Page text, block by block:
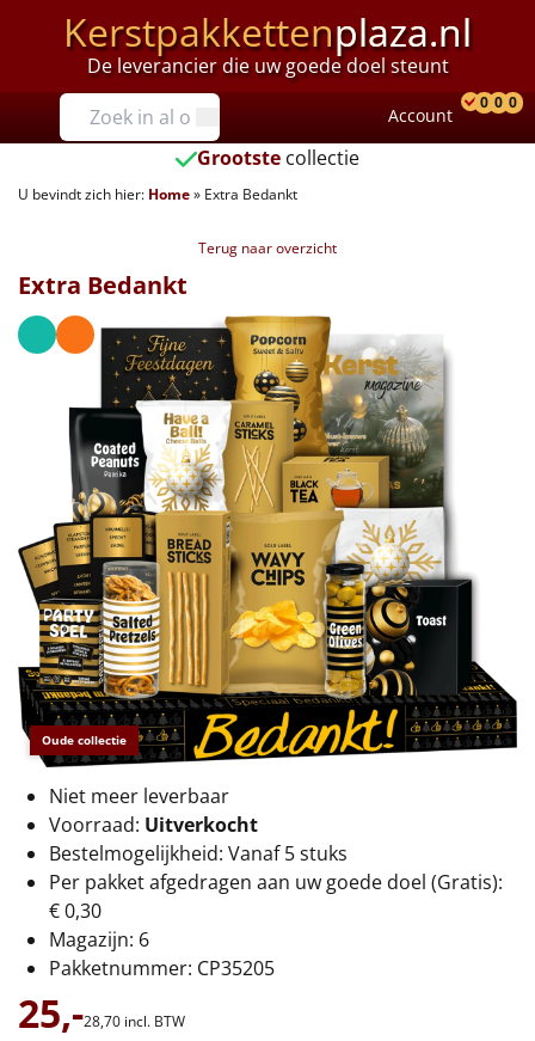
Kerstpakkettenplaza.nl
De leverancier die uw goede doel steunt
Prijzen
Tot €25
€25 tot €35
€40 tot €45
€45 tot €50
€50 tot €55
€55 tot €75
€75 tot €100
€100 en hoger
Alle kerstpakketten 2026
Thema
Origineel
Rituals
Luxe
Mannen
Vrouwen
Account
0 0 0
Grootste collectie
U bevindt zich hier: Home» Extra Bedankt
Terug naar overzicht
Oude collectie
Extra Bedankt
Niet meer leverbaar
Voorraad: Uitverkocht
Bestelmogelijkheid: Vanaf 5 stuks
Per pakket afgedragen aan uw goede doel (Gratis):
€ 0,30
Magazijn: 6
Pakketnummer: CP35205
25,-28,70 incl. BTW